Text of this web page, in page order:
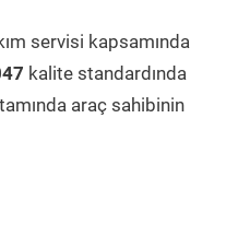
servisi kapsamında
kalite standardında
araç sahibinin